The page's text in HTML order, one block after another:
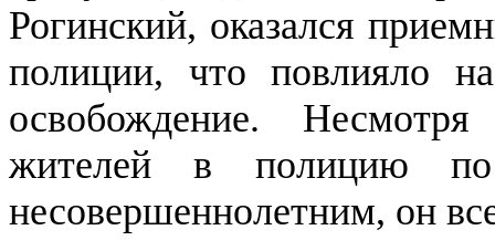
Рогинский, оказался
полиции, что повлияло
освобождение.
жителей в полицию по
несовершеннолетним, он